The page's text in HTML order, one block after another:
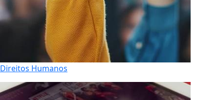
Direitos Humanos